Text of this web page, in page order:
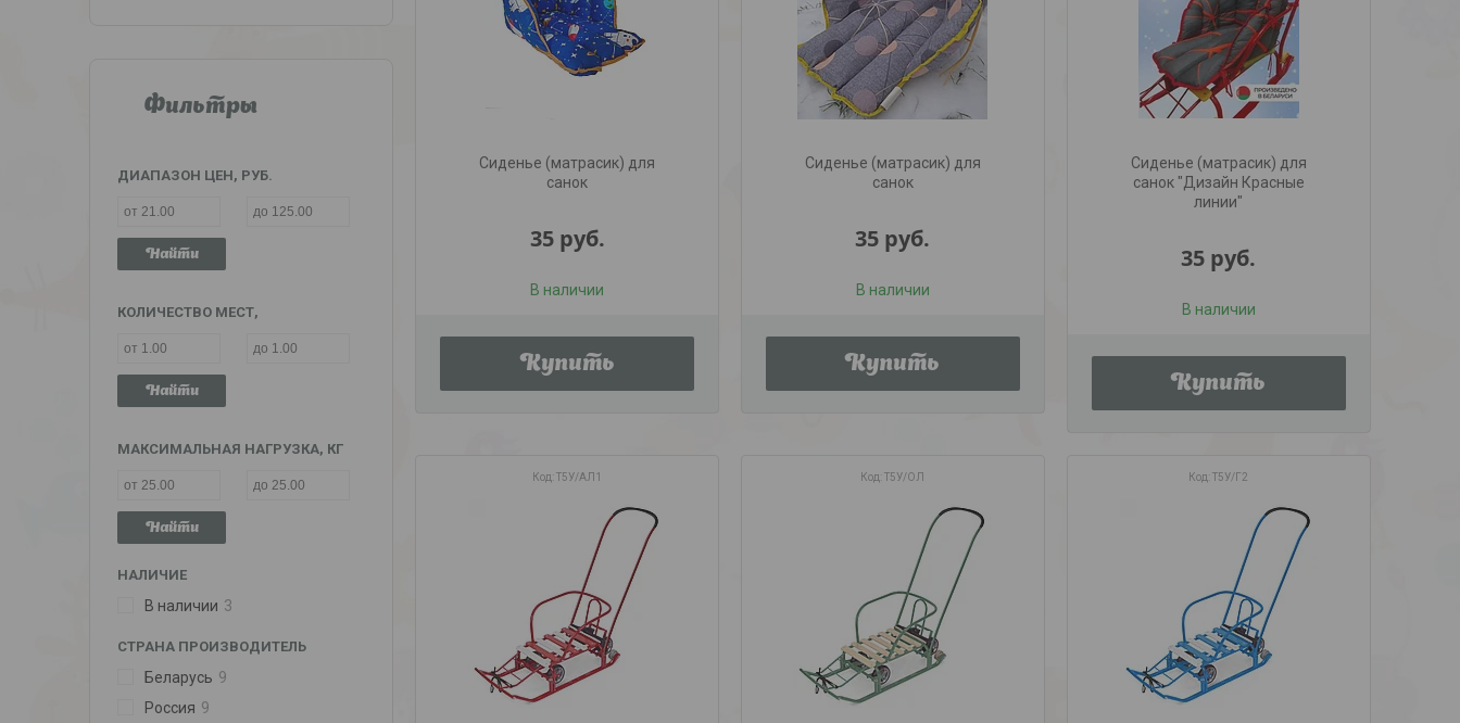
Сиденье (матрасик) для
санок
35 руб.
В наличии
Купить
Сиденье (матрасик) для
санок
35 руб.
В наличии
Купить
Сиденье (матрасик) для
санок "Дизайн Красные
линии"
35 руб.
В наличии
Купить
Т5У/АЛ1 Т5У/ОЛ Т5У/Г2
Фильтры
ДИАПАЗОН ЦЕН, РУБ.
Найти
КОЛИЧЕСТВО МЕСТ,
Найти
МАКСИМАЛЬНАЯ НАГРУЗКА, КГ
Найти
НАЛИЧИЕ
В наличии 3
СТРАНА ПРОИЗВОДИТЕЛЬ
Беларусь 9
Россия 9